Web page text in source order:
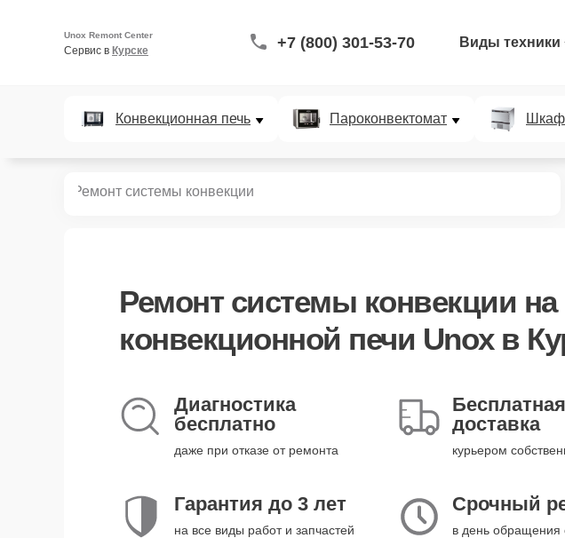
Unox Remont Center
Сервис в Курске +7 (800) 301-53-70 Виды техники
Конвекционная печь Пароконвектомат Шкаф
Ремонт системы конвекции
Ремонт системы конвекции на
конвекционной печи Unox в
Диагностика
бесплатно
даже при отказе от ремонта
Бесплатная
доставка
курьером
Гарантия до 3 лет
на все виды работ и запчастей
Срочный
в день обращения